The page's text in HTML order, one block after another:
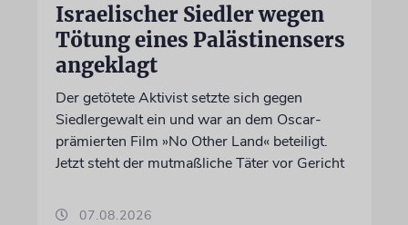
Israelischer Siedler wegen
Tötung eines Palästinensers
angeklagt
Der getötete Aktivist setzte sich gegen
Siedlergewalt ein und war an dem Oscar-
prämierten Film »No Other Land« beteiligt.
Jetzt steht der mutmaßliche Täter vor Gericht
07.08.2026